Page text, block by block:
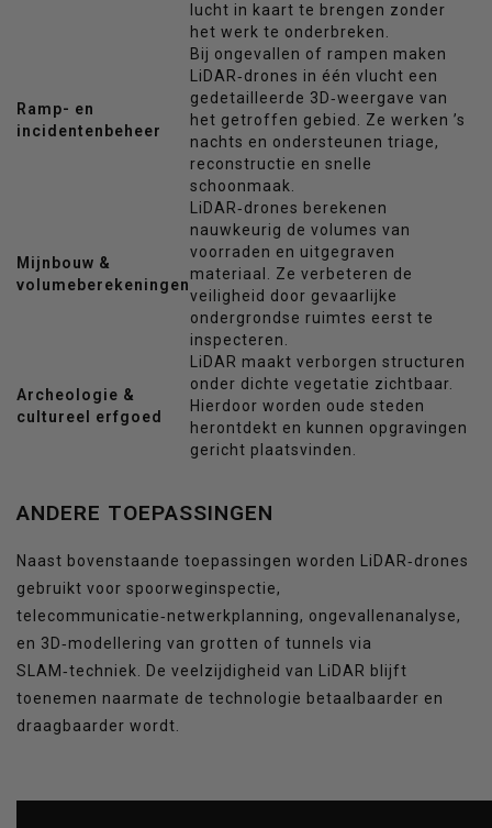
lucht in kaart te brengen zonder
het werk te onderbreken.
Ramp- en
incidentenbeheer
Bij ongevallen of rampen maken
LiDAR‑drones in één vlucht een
gedetailleerde 3D‑weergave van
het getroffen gebied. Ze werken ’s
nachts en ondersteunen triage,
reconstructie en snelle
schoonmaak.
Mijnbouw &
volumeberekeningen
LiDAR‑drones berekenen
nauwkeurig de volumes van
voorraden en uitgegraven
materiaal. Ze verbeteren de
veiligheid door gevaarlijke
ondergrondse ruimtes eerst te
inspecteren.
Archeologie &
cultureel erfgoed
LiDAR maakt verborgen structuren
onder dichte vegetatie zichtbaar.
Hierdoor worden oude steden
herontdekt en kunnen opgravingen
gericht plaatsvinden.
ANDERE TOEPASSINGEN
Naast bovenstaande toepassingen worden LiDAR‑drones
gebruikt voor spoorweginspectie,
telecommunicatie‑netwerkplanning, ongevallenanalyse,
en 3D‑modellering van grotten of tunnels via
SLAM‑techniek. De veelzijdigheid van LiDAR blijft
toenemen naarmate de technologie betaalbaarder en
draagbaarder wordt.